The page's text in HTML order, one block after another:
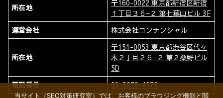
所在地
〒160-0022 東京都新宿区新宿
１丁目３６−２ 第七葉山ビル 3F
運営会社
株式会社コンテンシャル
所在地
〒151-0053 東京都渋谷区代々
木２丁目２６−２ 第２桑野ビル
5D
電話番号
03-6276-4579
当サイト（SEO対策研究室）では、お客様のブラウジング機能と閲